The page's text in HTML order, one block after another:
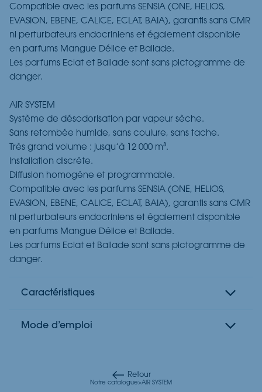
Compatible avec les parfums SENSIA (ONE, HELIOS,
EVASION, EBENE, CALICE, ECLAT, BAIA), garantis sans CMR
ni perturbateurs endocriniens et également disponible
en parfums Mangue Délice et Ballade.
Les parfums Eclat et Ballade sont sans pictogramme de
danger.
AIR SYSTEM
Système de désodorisation par vapeur sèche.
Sans retombée humide, sans coulure, sans tache.
Très grand volume : jusqu’à 12 000 m³.
Installation discrète.
Diffusion homogène et programmable.
Compatible avec les parfums SENSIA (ONE, HELIOS,
EVASION, EBENE, CALICE, ECLAT, BAIA), garantis sans CMR
ni perturbateurs endocriniens et également disponible
en parfums Mangue Délice et Ballade.
Les parfums Eclat et Ballade sont sans pictogramme de
danger.
Caractéristiques
Mode d’emploi
Retour
Notre catalogue>AIR SYSTEM